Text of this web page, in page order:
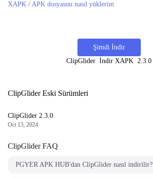
XAPK / APK dosyasını nasıl yüklerim
Şimdi İndir
ClipGlider İndir XAPK 2.3.0
ClipGlider Eski Sürümleri
ClipGlider 2.3.0
Oct 13, 2024
ClipGliderFAQ
PGYER APK HUB'dan ClipGlider nasıl indirilir?